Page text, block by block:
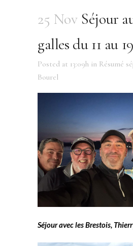
25 NovSéjour
galles du 11 au
Posted at 13:09h in Résumé
Bourel
Séjour avec les Brestois,